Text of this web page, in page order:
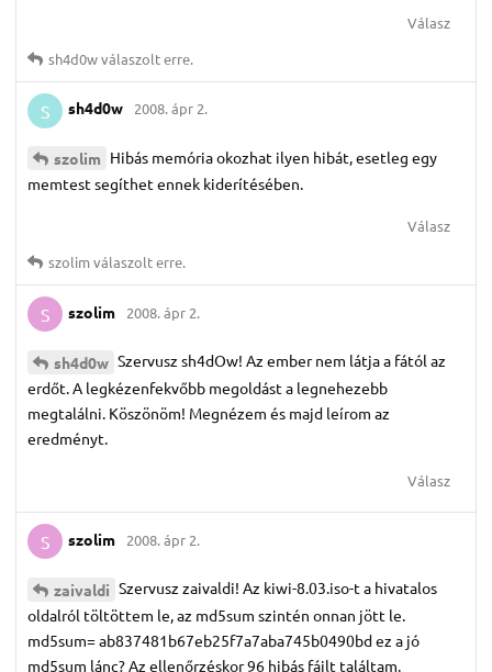
Válasz
sh4d0wválaszolt erre.
S sh4d0w 2008. ápr 2.
szolim Hibás memória okozhat ilyen hibát, esetleg egy
memtest segíthet ennek kiderítésében.
Válasz
szolimválaszolt erre.
S szolim 2008. ápr 2.
sh4d0w Szervusz sh4dOw! Az ember nem látja a fától az
erdőt. A legkézenfekvőbb megoldást a legnehezebb
megtalálni. Köszönöm! Megnézem és majd leírom az
eredményt.
Válasz
S szolim 2008. ápr 2.
zaivaldi Szervusz zaivaldi! Az kiwi-8.03.iso-t a hivatalos
oldalról töltöttem le, az md5sum szintén onnan jött le.
md5sum= ab837481b67eb25f7a7aba745b0490bd ez a jó
md5sum lánc? Az ellenőrzéskor 96 hibás fájlt találtam.